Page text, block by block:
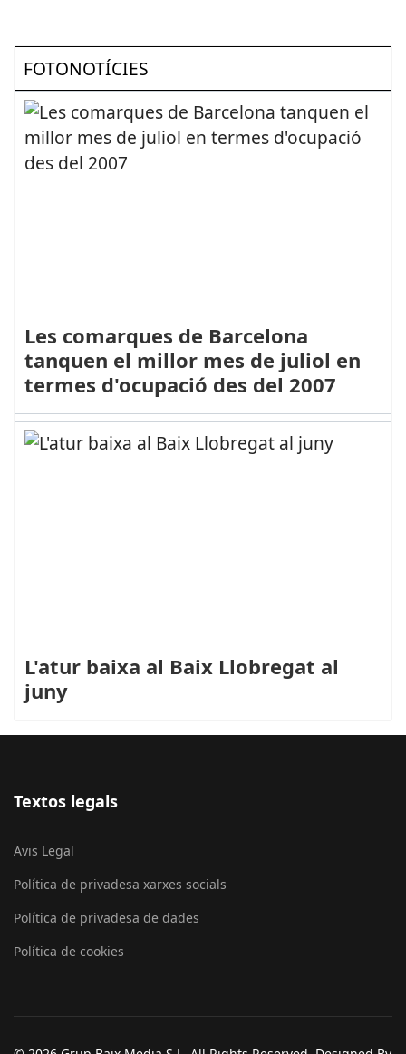
FOTONOTÍCIES
Les comarques de Barcelona
tanquen el millor mes de juliol en
termes d'ocupació des del 2007
L'atur baixa al Baix Llobregat al
juny
Textos legals
Avis Legal
Política de privadesa xarxes socials
Política de privadesa de dades
Política de cookies